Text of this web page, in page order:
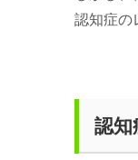
認知症の
認知